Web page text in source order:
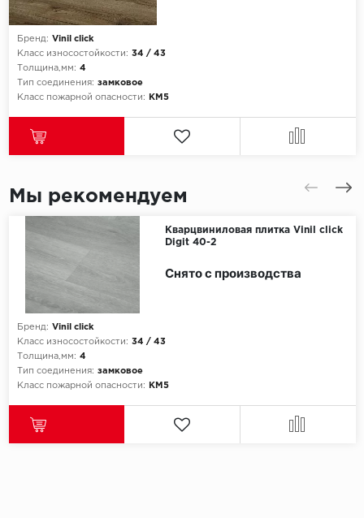
Wonderful Vinyl
Бренд: Vinil click
Класс износостойкости: 34 / 43
Толщина,мм: 4
Тип соединения: замковое
Класс пожарной опасности:
КМ5
Мы рекомендуем
Кварцвиниловая плитка Vinil click
Digit 40-2
Бренд: Vinil click
Класс износостойкости: 34 / 43
Толщина,мм: 4
Тип соединения: замковое
Класс пожарной опасности:
КМ5
Снято с производства